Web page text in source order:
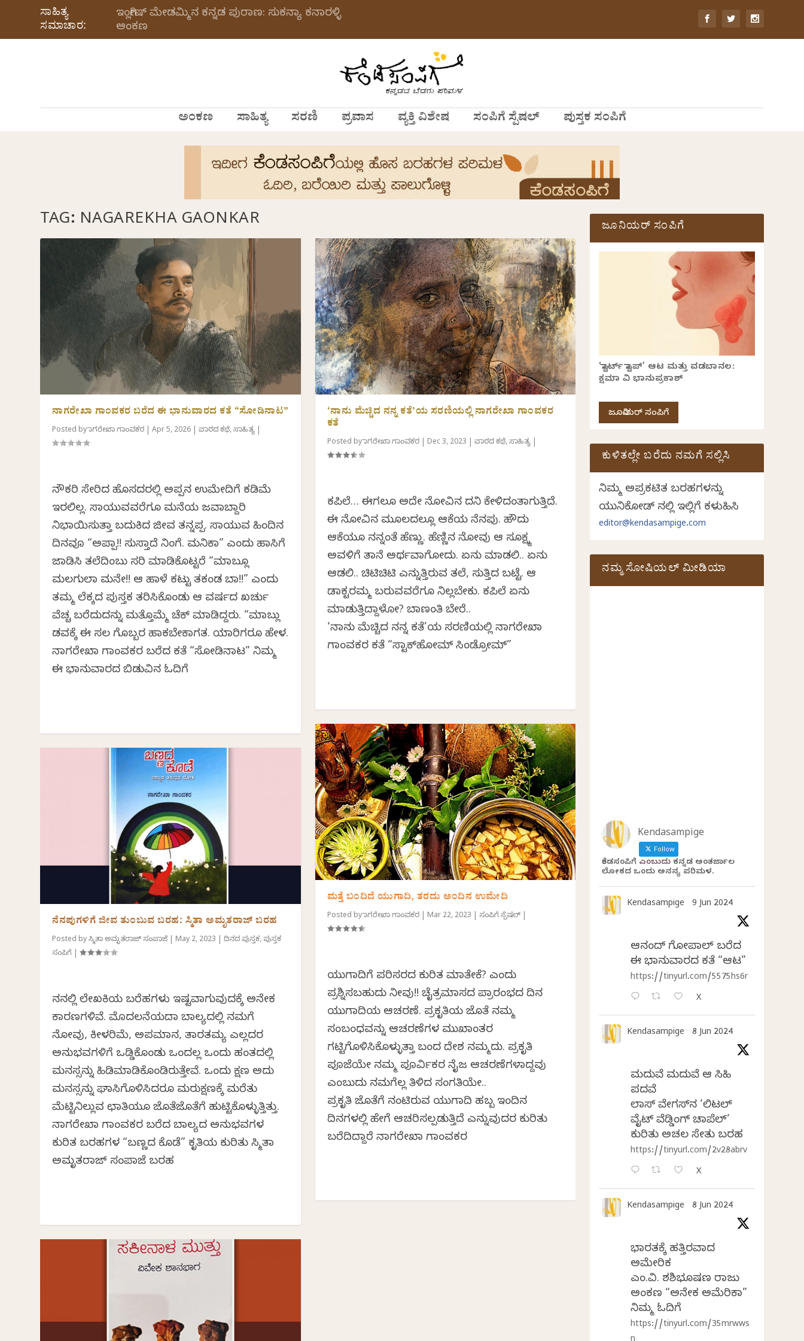
ಸಾಹಿತ್ಯ
ಸಮಾಚಾರ:
ಇಂಗ್ಲೀಷ್ ಮೇಡಮ್ಮಿನ ಕನ್ನಡ ಪುರಾಣ: ಸುಕನ್ಯಾ ಕನಾರಳ್ಳಿ
ಅಂಕಣ
ಅಂಕಣ ಸಾಹಿತ್ಯ ಸರಣಿ ಪ್ರವಾಸ ವ್ಯಕ್ತಿ ವಿಶೇಷ ಸಂಪಿಗೆ ಸ್ಪೆಷಲ್ ಪುಸ್ತಕ ಸಂಪಿಗೆ
TAG: NAGAREKHA GAONKAR
ನಾಗರೇಖಾ ಗಾಂವಕರ ಬರೆದ ಈ ಭಾನುವಾರದ ಕತೆ “ಸೋಡಿನಾಟ”
Posted byನಾಗರೇಖಾ ಗಾಂವಕರ |Apr 5, 2026 |ವಾರದ ಕಥೆ,ಸಾಹಿತ್ಯ
ನೌಕರಿ ಸೇರಿದ ಹೊಸದರಲ್ಲಿ ಅಪ್ಪನ ಉಮೇದಿಗೆ ಕಡಿಮೆ
ಇರಲಿಲ್ಲ. ಸಾಯುವವರೆಗೂ ಮನೆಯ ಜವಾಬ್ದಾರಿ
ನಿಭಾಯಿಸುತ್ತಾ ಬದುಕಿದ ಜೀವ ತನ್ನಪ್ಪ. ಸಾಯುವ ಹಿಂದಿನ
ದಿನವೂ “ಅಪ್ಪಾ!! ಸುಸ್ತಾಗಿದೆ ನಿಂಗೆ. ಮನಿಕಾ” ಎಂದು ಹಾಸಿಗೆ
ಜಾಡಿಸಿ ತಲೆದಿಂಬು ಸರಿ ಮಾಡಿಕೊಟ್ಟರೆ “ಮಾಬ್ಲೂ
ಮಲಗುಲಾ ಮನೇ!! ಆ ಹಾಳೆ ಕಟ್ಟು ತಕಂಡ ಬಾ!!” ಎಂದು
ತಮ್ಮ ಲೆಕ್ಕದ ಪುಸ್ತಕ ತರಿಸಿಕೊಂಡು ಆ ವರ್ಷದ ಖರ್ಚು
ವೆಚ್ಚ ಬರೆದುದನ್ನು ಮತ್ತೊಮ್ಮೆ ಚೆಕ್ ಮಾಡಿದ್ದರು. “ಮಾಬ್ಲು
ಗಿಡವಕ್ಕೆ ಈ ಸಲ ಗೊಬ್ಬರ ಹಾಕಬೇಕಾಗತ. ಯಾರಿಗರೂ ಹೇಳ.
ನಾಗರೇಖಾ ಗಾಂವಕರ ಬರೆದ ಕತೆ “ಸೋಡಿನಾಟ” ನಿಮ್ಮ
ಈ ಭಾನುವಾರದ ಬಿಡುವಿನ ಓದಿಗೆ
ನೆನಪುಗಳಿಗೆ ಜೀವ ತುಂಬುವ ಬರಹ: ಸ್ಮಿತಾ ಅಮೃತರಾಜ್ ಬರಹ
Posted byಸ್ಮಿತಾ ಅಮೃತರಾಜ್ ಸಂಪಾಜೆ May 2, 2023 |ದಿನದ ಪುಸ್ತಕ, ಪುಸ್ತಕ
ಸಂಪಿಗೆ |
ನನಗಿಲ್ಲಿ ಲೇಖಕಿಯ ಬರೆಹಗಳು ಇಷ್ಟವಾಗುವುದಕ್ಕೆ ಅನೇಕ
ಕಾರಣಗಳಿವೆ. ಮೊದಲನೆಯದಾಗಿ ಬಾಲ್ಯದಲ್ಲಿ ನಮಗೆ
ನೋವು, ಕೀಳರಿಮೆ, ಅಪಮಾನ, ತಾರತಮ್ಯ ಎಲ್ಲದರ
ಅನುಭವಗಳಿಗೆ ಒಡ್ಡಿಕೊಂಡು ಒಂದಲ್ಲ ಒಂದು ಹಂತದಲ್ಲಿ
ಮನಸ್ಸನ್ನು ಹಿಡಿಮಾಡಿಕೊಂಡಿರುತ್ತೇವೆ. ಒಂದು ಕ್ಷಣ ಅದು
ಮನಸ್ಸನ್ನು ಘಾಸಿಗೊಳಿಸಿದರೂ ಮರುಕ್ಷಣಕ್ಕೆ ಮರೆತು
ಮೆಟ್ಟಿನಿಲ್ಲುವ ಛಾತಿಯೂ ಜೊತೆಜೊತೆಗೆ ಹುಟ್ಟಿಕೊಳ್ಳುತ್ತಿತ್ತು.
ನಾಗರೇಖಾ ಗಾಂವಕರ ಬರೆದ ಬಾಲ್ಯದ ಅನುಭವಗಳ
ಕುರಿತ ಬರಹಗಳ “ಬಣ್ಣದ ಕೊಡೆ” ಕೃತಿಯ ಕುರಿತು ಸ್ಮಿತಾ
ಅಮೃತರಾಜ್ ಸಂಪಾಜೆ ಬರಹ
‘ನಾನು ಮೆಚ್ಚಿದ ನನ್ನ ಕತೆ’ಯ ಸರಣಿಯಲ್ಲಿ ನಾಗರೇಖಾ ಗಾಂವಕರ
ಕತೆ
Posted byನಾಗರೇಖಾ ಗಾಂವಕರ| Dec 3, 2023 ವಾರದ ಕಥೆ,ಸಾಹಿತ್ಯ|
ಕಪಿಲೆ… ಈಗಲೂ ಅದೇ ನೋವಿನ ದನಿ ಕೇಳಿದಂತಾಗುತ್ತಿದೆ.
ಈ ನೋವಿನ ಮೂಲದಲ್ಲೂ ಆಕೆಯ ನೆನಪು. ಹೌದು
ಆಕೆಯೂ ನನ್ನಂತೆ ಹೆಣ್ಣು. ಹೆಣ್ಣಿನ ನೋವು ಆ ಸೂಕ್ಷ್ಮ
ಅವಳಿಗೆ ತಾನೆ ಅರ್ಥವಾಗೋದು. ಏನು ಮಾಡಲಿ.. ಏನು
ಆಡಲಿ.. ಚಿಟಿಚಿಟಿ ಎನ್ನುತ್ತಿರುವ ತಲೆ, ಸುತ್ತಿದ ಬಟ್ಟೆ. ಆ
ಡಾಕ್ಟರಮ್ಮ ಬರುವವರೆಗೂ ನಿಲ್ಲಬೇಕು. ಕಪಿಲೆ ಏನು
ಮಾಡುತ್ತಿದ್ದಾಳೋ? ಬಾಣಂತಿ ಬೇರೆ..
‘ನಾನು ಮೆಚ್ಚಿದ ನನ್ನ ಕತೆ’ಯ ಸರಣಿಯಲ್ಲಿ ನಾಗರೇಖಾ
ಗಾಂವಕರ ಕತೆ “ಸ್ಟಾಕ್‌ಹೋಮ್ ಸಿಂಡ್ರೋಮ್”
ಮತ್ತೆ ಬಂದಿದೆ ಯುಗಾದಿ, ತರದು ಅಂದಿನ ಉಮೇದಿ
Posted byನಾಗರೇಖಾ ಗಾಂವಕರ| Mar 22, 2023 ಸಂಪಿಗೆ ಸ್ಪೆಷಲ್|
ಯುಗಾದಿಗೆ ಪರಿಸರದ ಕುರಿತ ಮಾತೇಕೆ? ಎಂದು
ಪ್ರಶ್ನಿಸಬಹುದು ನೀವು!! ಚೈತ್ರಮಾಸದ ಪ್ರಾರಂಭದ ದಿನ
ಯುಗಾದಿಯ ಆಚರಣೆ. ಪ್ರಕೃತಿಯ ಜೊತೆ ನಮ್ಮ
ಸಂಬಂಧವನ್ನು ಆಚರಣೆಗಳ ಮುಖಾಂತರ
ಗಟ್ಟಿಗೊಳಿಸಿಕೊಳ್ಳುತ್ತಾ ಬಂದ ದೇಶ ನಮ್ಮದು. ಪ್ರಕೃತಿ
ಪೂಜೆಯೇ ನಮ್ಮ ಪೂರ್ವಿಕರ ನೈಜ ಆಚರಣೆಗಳಾಗಿದ್ದವು
ಎಂಬುದು ನಮಗೆಲ್ಲ ತಿಳಿದ ಸಂಗತಿಯೇ..
ಪ್ರಕೃತಿ ಜೊತೆಗೆ ನಂಟಿರುವ ಯುಗಾದಿ ಹಬ್ಬ ಇಂದಿನ
ದಿನಗಳಲ್ಲಿ ಹೇಗೆ ಆಚರಿಸಲ್ಪಡುತ್ತಿದೆ ಎನ್ನುವುದರ ಕುರಿತು
ಬರೆದಿದ್ದಾರೆ ನಾಗರೇಖಾ ಗಾಂವಕರ
ಜೂನಿಯರ್ ಸಂಪಿಗೆ
‘ಸ್ಟಾರ್ಟ್ ಸ್ಟಾಪ್’ ಆಟ ಮತ್ತು ವಡಬಾನಲ:
ಕ್ಷಮಾ ವಿ ಭಾನುಪ್ರಕಾಶ್
ಜೂನಿಯರ್ ಸಂಪಿಗೆ
ಕುಳಿತಲ್ಲೇ ಬರೆದು ನಮಗೆ ಸಲ್ಲಿಸಿ
ನಿಮ್ಮ ಅಪ್ರಕಟಿತ ಬರಹಗಳನ್ನು
ಯುನಿಕೋಡ್ ನಲ್ಲಿ ಇಲ್ಲಿಗೆ ಕಳುಹಿಸಿ
editor@kendasampige.com
ನಮ್ಮ ಸೋಷಿಯಲ್‌ ಮೀಡಿಯಾ
Kendasampige
Follow
ಕೆಂಡಸಂಪಿಗೆ ಎಂಬುದು ಕನ್ನಡ ಅಂತರ್ಜಾಲ
ಲೋಕದ ಒಂದು ಅನನ್ಯ ಪರಿಮಳ.
Kendasampige 9 Jun 2024
ಆನಂದ್‌ ಗೋಪಾಲ್‌ ಬರೆದ
ಈ ಭಾನುವಾರದ ಕತೆ “ಆಟ”
https://tinyurl.com/5575hs6r
X
Kendasampige 8 Jun 2024
ಮದುವೆ ಮದುವೆ ಆ ಸಿಹಿ
ಪದವೆ
ಲಾಸ್‌ ವೇಗಸ್‌ನ ‘ಲಿಟಲ್
ವೈಟ್ ವೆಡ್ಡಿಂಗ್ ಚಾಪೆಲ್’
ಕುರಿತು ಅಚಲ ಸೇತು ಬರಹ
https://tinyurl.com/2v28abrv
X
Kendasampige 8 Jun 2024
ಭಾರತಕ್ಕೆ ಹತ್ತಿರವಾದ
ಅಮೇರಿಕ
ಎಂ.ವಿ. ಶಶಿಭೂಷಣ ರಾಜು
ಅಂಕಣ “ಅನೇಕ ಅಮೆರಿಕಾ”
ನಿಮ್ಮ ಓದಿಗೆ
https://tinyurl.com/35mrwws